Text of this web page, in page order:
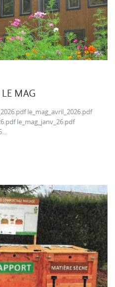
MAG
le_mag_avril_2026.pdf
le_mag_janv_26.pdf